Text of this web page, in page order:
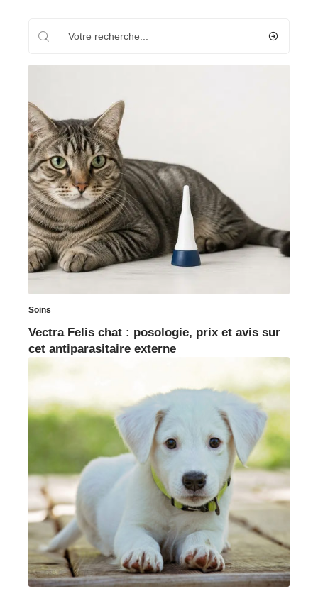
Soins
Vectra Felis chat : posologie, prix et avis sur
cet antiparasitaire externe